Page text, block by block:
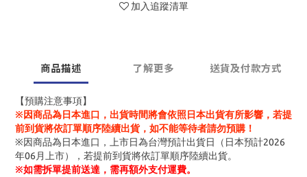
加入追蹤清單
商品描述 了解更多 送貨及付款方式
【預購注意事項】
※因商品為日本進口，出貨時間將會依照日本出貨有所影響，若提
前到貨將依訂單順序陸續出貨，如不能等待者請勿預購！
※因商品為日本進口，上市日為台灣預計出貨日（日本預計2026
年06月上市），若提前到貨將依訂單順序陸續出貨。
※如需拆單提前送達，需再額外支付運費。